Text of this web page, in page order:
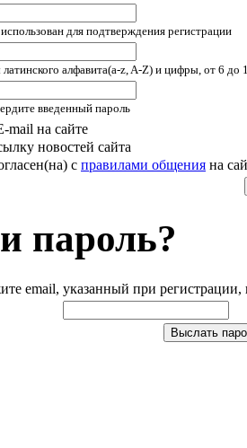
для подтверждения регистрации
латинского алфавита(a-z, A-Z) и цифры, от 6 до
введенный пароль
mail на сайте
новостей сайта
с правилами общения на
пароль?
email, указанный при